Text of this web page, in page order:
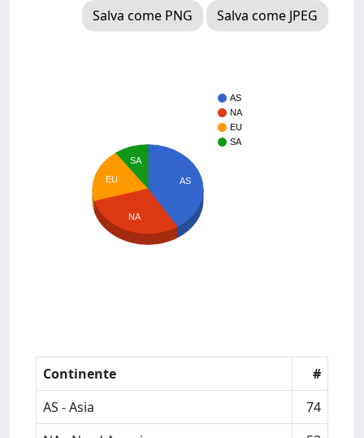
Salva come PNG
Salva come JPEG
AS
NA
EU
SA
AS
SA
EU
NA
Continente
#
AS - Asia
74